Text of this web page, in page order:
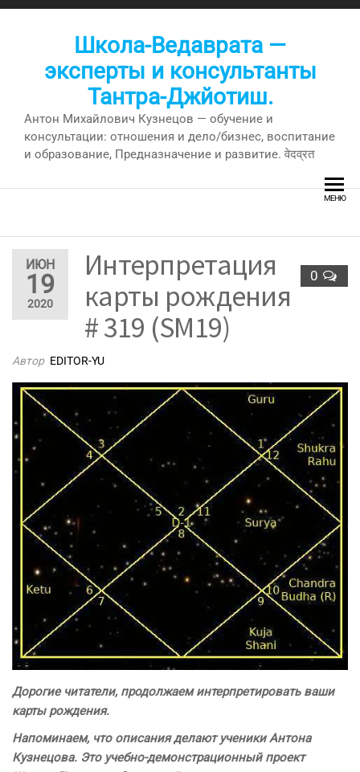
Перейти
Школа-Ведаврата —
эксперты и консультанты
Тантра-Джйотиш.
Антон Михайлович Кузнецов — обучение и
консультации: отношения и дело/бизнес, воспитание
и образование, Предназначение и развитие. वेदव्रत
МЕНЮ
ИЮН
19
2020
0
Интерпретация
карты рождения
# 319 (SM19)
Автор EDITOR-YU
Дорогие читатели, продолжаем интерпретировать ваши
карты рождения.
Напоминаем, что описания делают ученики Антона
Кузнецова. Это учебно-демонстрационный проект